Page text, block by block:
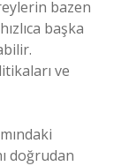
bazen
başka
ve
doğrudan